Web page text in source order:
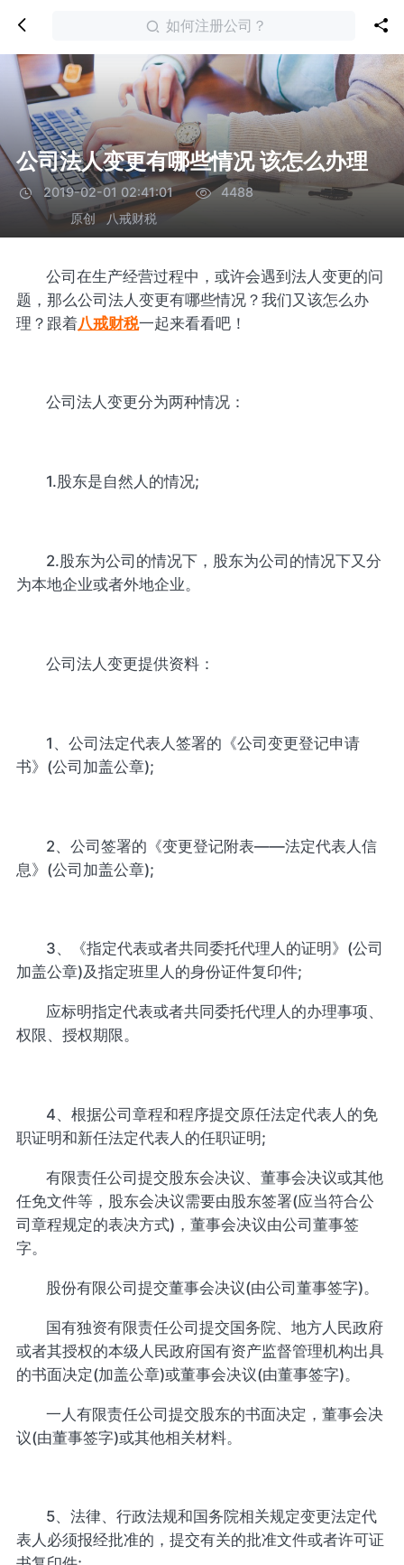
如何注册公司？
公司法人变更有哪些情况 该怎么办理
2019-02-01 02:41:01
4488
原创
八戒财税
公司在生产经营过程中，或许会遇到法人变更的问
题，那么公司法人变更有哪些情况？我们又该怎么办
理？跟着八戒财税一起来看看吧！
公司法人变更分为两种情况：
1.股东是自然人的情况;
2.股东为公司的情况下，股东为公司的情况下又分
为本地企业或者外地企业。
公司法人变更提供资料：
1、公司法定代表人签署的《公司变更登记申请
书》(公司加盖公章);
2、公司签署的《变更登记附表——法定代表人信
息》(公司加盖公章);
3、《指定代表或者共同委托代理人的证明》(公司
加盖公章)及指定班里人的身份证件复印件;
应标明指定代表或者共同委托代理人的办理事项、
权限、授权期限。
4、根据公司章程和程序提交原任法定代表人的免
职证明和新任法定代表人的任职证明;
有限责任公司提交股东会决议、董事会决议或其他
任免文件等，股东会决议需要由股东签署(应当符合公
司章程规定的表决方式)，董事会决议由公司董事签
字。
股份有限公司提交董事会决议(由公司董事签字)。
国有独资有限责任公司提交国务院、地方人民政府
或者其授权的本级人民政府国有资产监督管理机构出具
的书面决定(加盖公章)或董事会决议(由董事签字)。
一人有限责任公司提交股东的书面决定，董事会决
议(由董事签字)或其他相关材料。
5、法律、行政法规和国务院相关规定变更法定代
表人必须报经批准的，提交有关的批准文件或者许可证